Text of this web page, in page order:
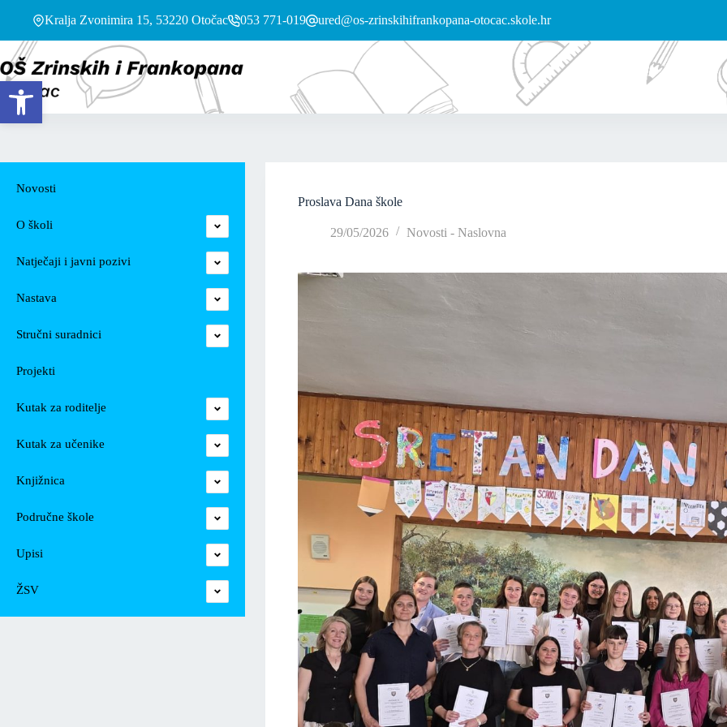
Open toolbar
Kralja Zvonimira 15, 53220 Otočac 053 771-019 ured@os-zrinskihifrankopana-otocac.skole.hr
Proslava Dana škole
29/05/2026 Novosti - Naslovna
Novosti
O školi
Natječaji i javni pozivi
Nastava
Stručni suradnici
Projekti
Kutak za roditelje
Kutak za učenike
Knjižnica
Područne škole
Upisi
ŽSV